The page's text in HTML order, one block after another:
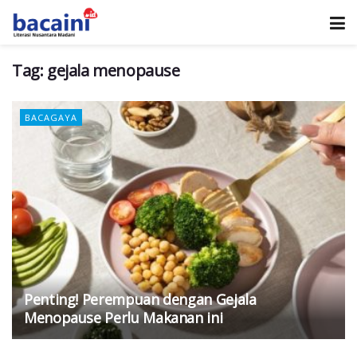
Tag: gejala menopause
BACAGAYA
Penting! Perempuan dengan Gejala
Menopause Perlu Makanan ini